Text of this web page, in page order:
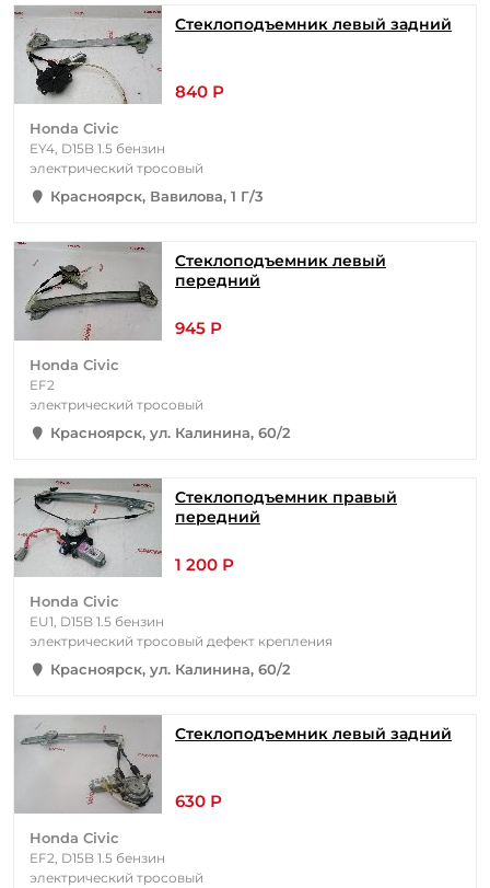
Стеклоподъемник левый задний
840 Р
Honda Civic
EY4, D15B 1.5 бензин
электрический тросовый
Красноярск, Вавилова, 1 Г/3
Стеклоподъемник левый
передний
945 Р
Honda Civic
EF2
электрический тросовый
Красноярск, ул. Калинина, 60/2
Стеклоподъемник правый
передний
1 200 Р
Honda Civic
EU1, D15B 1.5 бензин
электрический тросовый дефект крепления
Красноярск, ул. Калинина, 60/2
Стеклоподъемник левый задний
630 Р
Honda Civic
EF2, D15B 1.5 бензин
электрический тросовый